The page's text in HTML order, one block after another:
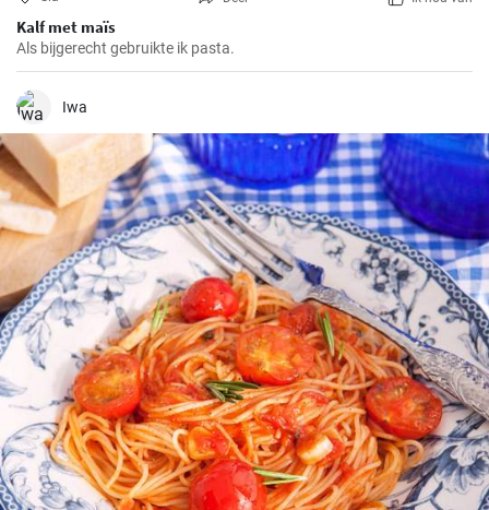
Kalf met maïs
Als bijgerecht gebruikte ik pasta.
Iwa